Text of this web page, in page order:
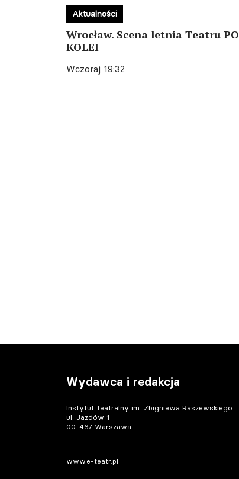
Wrocław. Scena letnia Teatru PO
KOLEI
Wczoraj 19:32
Aktualności
Wydawca i redakcja
Instytut Teatralny im. Zbigniewa Raszewskiego
ul. Jazdów 1
00-467 Warszawa
www.e-teatr.pl